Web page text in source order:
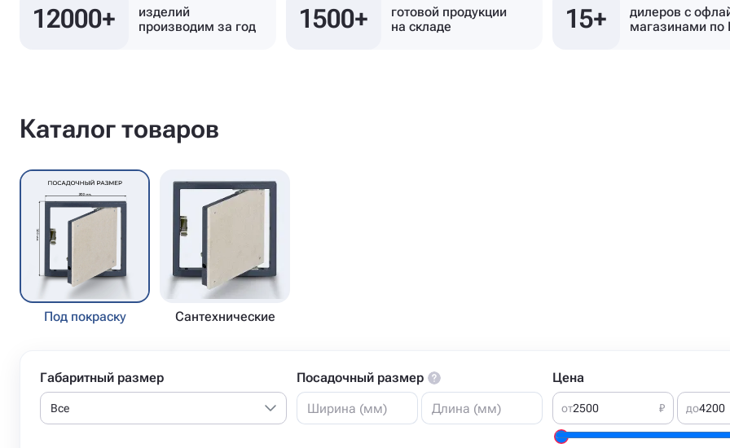
12000+
изделий
производим за год 1500+
готовой продукции
на складе
15+
дилеров с
магазинами
Каталог товаров
Под покраску Сантехнические
Габаритный размер
Все
Посадочный размер Цена
от ₽ до